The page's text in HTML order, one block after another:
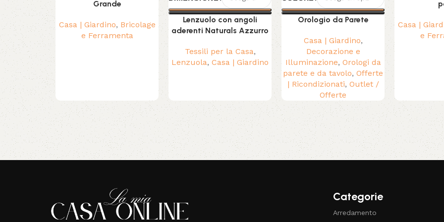
Grande
Casa | Giardino, Bricolage
e Ferramenta
Lenzuolo con angoli
aderenti Naturals Azzurro
Tessili per la Casa,
Lenzuola, Casa | Giardino
Orologio da Parete
Casa | Giardino,
Decorazione e
Illuminazione, Orologi da
parete e da tavolo, Offerte
| Ricondizionati, Outlet /
Offerte
Casa |
e
Read More
Categorie
Arredamento